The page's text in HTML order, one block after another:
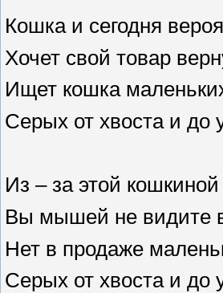
Кошка и сегодня
Хочет свой товар
Ищет кошка
Серых от
Из – за этой
Вы мышей не видите
Нет в продаже
Серых от